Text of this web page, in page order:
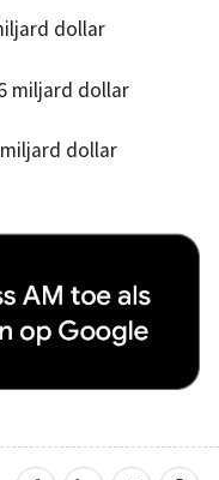
dollar
miljard dollar
dollar